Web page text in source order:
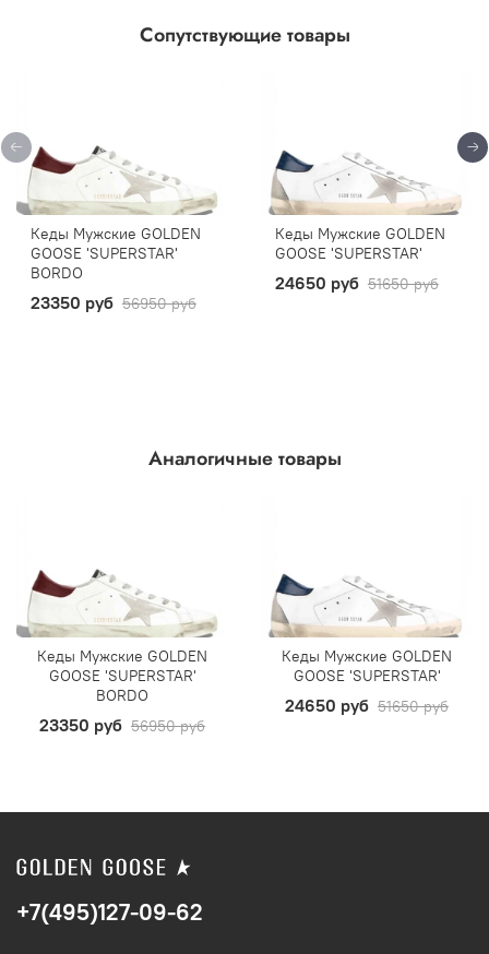
Сопутствующие товары
Кеды Мужские GOLDEN
GOOSE 'SUPERSTAR'
BORDO
23350 руб 56950 руб
Кеды Мужские GOLDEN
GOOSE 'SUPERSTAR'
24650 руб 51650 руб
Аналогичные товары
Кеды Мужские GOLDEN
GOOSE 'SUPERSTAR'
BORDO
23350 руб 56950 руб
Кеды Мужские GOLDEN
GOOSE 'SUPERSTAR'
24650 руб 51650 руб
+7(495)127-09-62